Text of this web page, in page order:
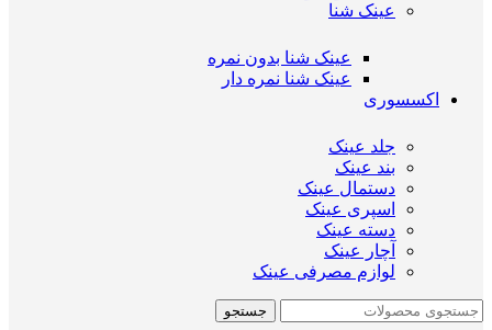
عینک شنا
عینک شنا بدون نمره
عینک شنا نمره دار
اکسسوری
جلد عینک
بند عینک
دستمال عینک
اسپری عینک
دسته عینک
آچار عینک
لوازم مصرفی عینک
جستجو